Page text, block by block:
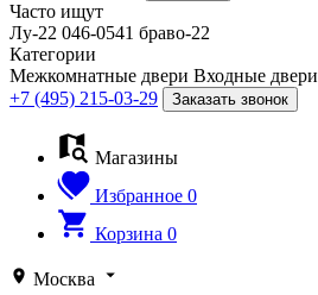
Часто ищут
Лу-22 046-0541 браво-22
Категории
Межкомнатные двери Входные двери
+7 (495) 215-03-29
Заказать звонок
Магазины
Избранное 0
Корзина 0
Москва